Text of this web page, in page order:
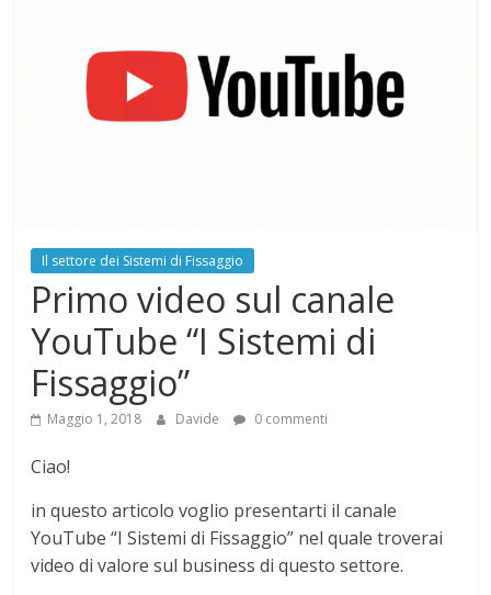
Il settore dei Sistemi di Fissaggio
Primo video sul canale
YouTube “I Sistemi di
Fissaggio”
Maggio 1, 2018 Davide 0 commenti
Ciao!
in questo articolo voglio presentarti il canale
YouTube “I Sistemi di Fissaggio” nel quale troverai
video di valore sul business di questo settore.